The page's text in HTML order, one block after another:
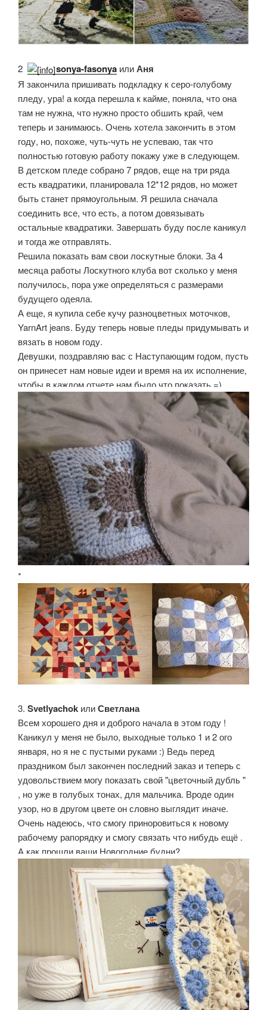
2. sonya-fasonya илиАня
Я закончила пришивать подкладку к серо-голубому
пледу, ура! а когда перешла к кайме, поняла, что она
там не нужна, что нужно просто обшить край, чем
теперь и занимаюсь. Очень хотела закончить в этом
году, но, похоже, чуть-чуть не успеваю, так что
полностью готовую работу покажу уже в следующем.
В детском пледе собрано 7 рядов, еще на три ряда
есть квадратики, планировала 12*12 рядов, но может
быть станет прямоугольным. Я решила сначала
соединить все, что есть, а потом довязывать
остальные квадратики. Завершать буду после каникул
и тогда же отправлять.
Решила показать вам свои лоскутные блоки. За 4
месяца работы Лоскутного клуба вот сколько у меня
получилось, пора уже определяться с размерами
будущего одеяла.
А еще, я купила себе кучу разноцветных моточков,
YarnArt jeans. Буду теперь новые пледы придумывать и
вязать в новом году.
Девушки, поздравляю вас с Наступающим годом, пусть
он принесет нам новые идеи и время на их исполнение,
чтобы в каждом отчете нам было что показать =)
*
3. Svetlyachok илиСветлана
Всем хорошего дня и доброго начала в этом году !
Каникул у меня не было, выходные только 1 и 2 ого
января, но я не с пустыми руками :) Ведь перед
праздником был закончен последний заказ и теперь с
удовольствием могу показать свой "цветочный дубль "
, но уже в голубых тонах, для мальчика. Вроде один
узор, но в другом цвете он словно выглядит иначе.
Очень надеюсь, что смогу приноровиться к новому
рабочему рапорядку и смогу связать что нибудь ещё .
А как прошли ваши Новогодние будни?